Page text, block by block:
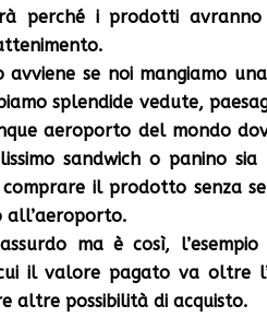
perché i prodotti
avviene se noi mangiamo
splendide vedute,
aeroporto del mondo
sandwich o panino
comprare il prodotto senza
all’aeroporto.
ma è così,
il valore pagato va oltre
altre possibilità di acquisto.